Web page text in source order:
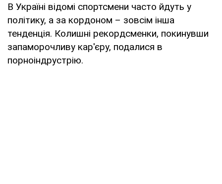
В Україні відомі спортсмени часто йдуть у
політику, а за кордоном – зовсім інша
тенденція. Колишні рекордсменки, покинувши
запаморочливу кар'єру, подалися в
порноіндрустрію.